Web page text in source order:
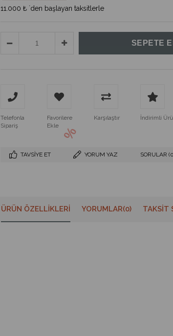
11.000 ₺ `den başlayan taksitlerle
Telefonla
Sipariş
Favorilere
Ekle
Karşılaştır İndirimli
TAVSIYE ET YORUM YAZ SORULAR
ÜRÜN ÖZELLIKLERI YORUMLAR(0) TAKSIT